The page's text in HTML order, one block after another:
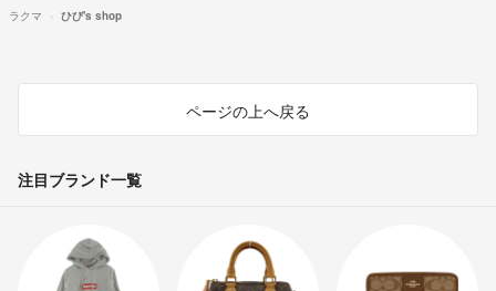
ラクマ ひび's shop
ページの上へ戻る
注目ブランド一覧